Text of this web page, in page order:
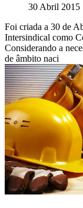
30 Abril 2015
Foi criada a 30 de
Intersindical como
Considerando a
de âmbito naci